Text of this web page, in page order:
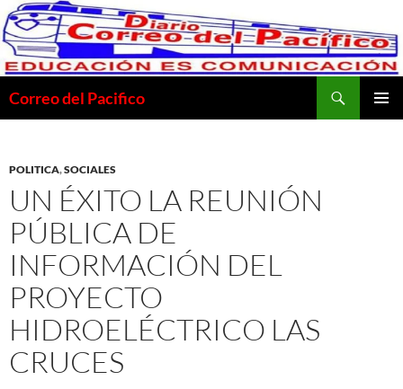
Saltar
al
contenido
Correo del Pacifico
POLITICA,SOCIALES
UN ÉXITO LA REUNIÓN
PÚBLICA DE
INFORMACIÓN DEL
PROYECTO
HIDROELÉCTRICO LAS
CRUCES